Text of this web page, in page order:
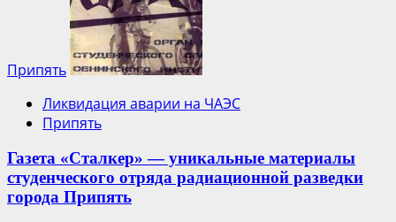
Припять
Ликвидация аварии на ЧАЭС
Припять
Газета «Сталкер» — уникальные материалы
студенческого отряда радиационной разведки
города Припять